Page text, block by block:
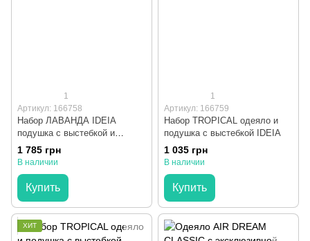
1
Артикул: 166758
Набор ЛАВАНДА IDEIA
подушка с выстебкой и
одеяло 200x220 см
1 785 грн
В наличии
Купить
1
Артикул: 166759
Набор TROPICAL одеяло и
подушка с выстебкой IDEIA
1 035 грн
В наличии
Купить
ХИТ